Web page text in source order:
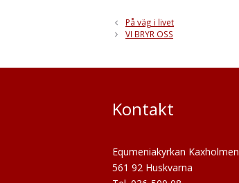
På väg i livet
VI BRYR OSS
Kontakt
Equmeniakyrkan Kaxholmen
561 92 Huskvarna